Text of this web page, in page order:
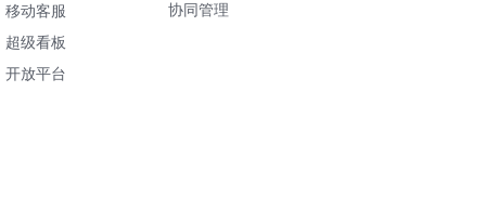
移动客服
超级看板
开放平台
协同管理